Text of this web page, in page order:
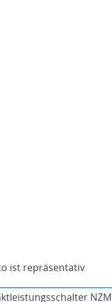
ist repräsentativ